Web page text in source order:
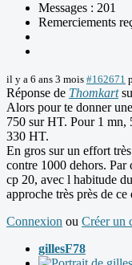
Messages : 201
Remerciements
il y a 6 ans 3 mois #162671
Réponse de Thomkart
Alors pour te donner
750 sur HT. Pour 1 mn,
330 HT.
En gros sur un effort
contre 1000 dehors. Par
cp 20, avec l habitude
approche très près de
Connexion ou Créer un
gillesF78